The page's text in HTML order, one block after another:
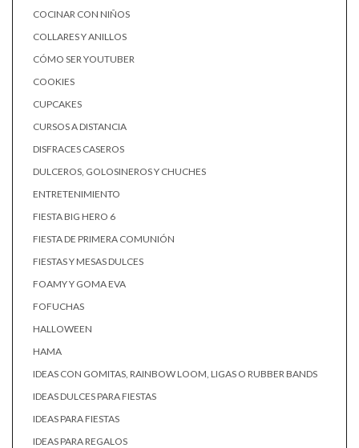
COCINAR CON NIÑOS
COLLARES Y ANILLOS
CÓMO SER YOUTUBER
COOKIES
CUPCAKES
CURSOS A DISTANCIA
DISFRACES CASEROS
DULCEROS, GOLOSINEROS Y CHUCHES
ENTRETENIMIENTO
FIESTA BIG HERO 6
FIESTA DE PRIMERA COMUNIÓN
FIESTAS Y MESAS DULCES
FOAMY Y GOMA EVA
FOFUCHAS
HALLOWEEN
HAMA
IDEAS CON GOMITAS, RAINBOW LOOM, LIGAS O RUBBER BANDS
IDEAS DULCES PARA FIESTAS
IDEAS PARA FIESTAS
IDEAS PARA REGALOS